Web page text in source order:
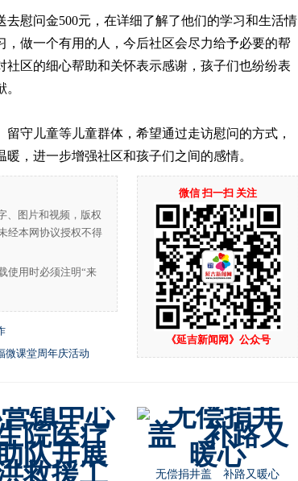
慰问金500元，在详细了解了他们的学习和生活情
做一个有用的人，今后社区会尽力给予必要的帮
社区的细心帮助和关怀表示感谢，孩子们也纷纷表
儿童等儿童群体，希望通过走访慰问的方式，
，进一步增强社区和孩子们之间的感情。
微信 扫一扫 关注
《延吉新闻网》公众号
、图片和视频，版权
经本网协议授权不得
使用时必须注明“来
微课堂周年庆活动
无偿捐井盖 补路又暖心